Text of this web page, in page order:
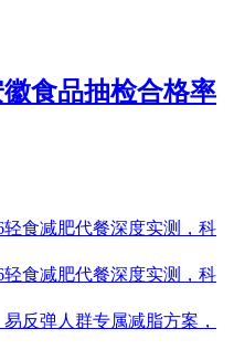
徽食品抽检合格率
食减肥代餐深度实测，科
食减肥代餐深度实测，科
反弹人群专属减脂方案，